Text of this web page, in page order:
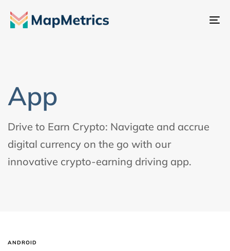
내
App
Drive to Earn Crypto: Navigate and accrue
digital currency on the go with our
innovative crypto-earning driving app.
ANDROID